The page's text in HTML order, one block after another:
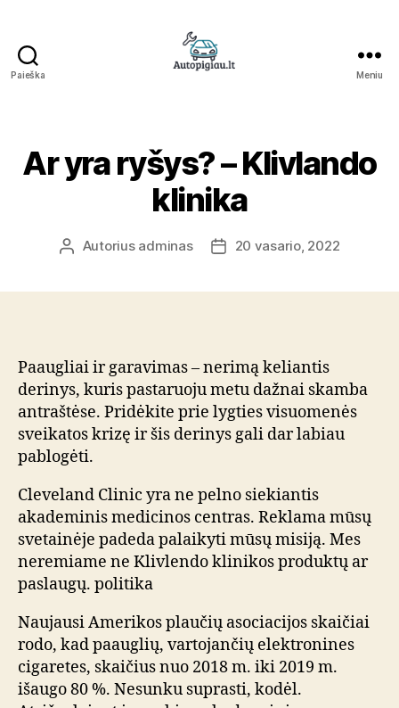
Paieška Meniu
Ar yra ryšys? – Klivlando
klinika
ĮrašoAutorius adminas
Įrašo20 vasario, 2022
Paaugliai ir garavimas – nerimą keliantis
derinys, kuris pastaruoju metu dažnai skamba
antraštėse. Pridėkite prie lygties visuomenės
sveikatos krizę ir šis derinys gali dar labiau
pablogėti.
Cleveland Clinic yra ne pelno siekiantis
akademinis medicinos centras. Reklama mūsų
svetainėje padeda palaikyti mūsų misiją. Mes
neremiame ne Klivlendo klinikos produktų ar
paslaugų. politika
Naujausi Amerikos plaučių asociacijos skaičiai
rodo, kad paauglių, vartojančių elektronines
cigaretes, skaičius nuo 2018 m. iki 2019 m.
išaugo 80 %. Nesunku suprasti, kodėl.